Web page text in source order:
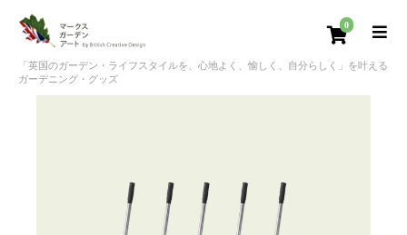
0
「英国のガーデン・ライフスタイルを、心地よく、愉しく、自分らしく」を叶える
ガーデニング・グッズ